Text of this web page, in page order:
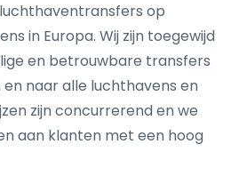
op
in Europa. Wij zijn toegewijd
en betrouwbare transfers
naar alle luchthavens en
zijn concurrerend en we
aan klanten met een hoog